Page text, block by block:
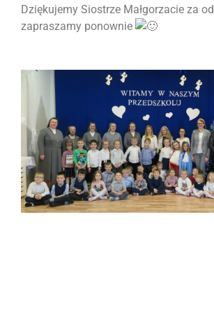
Dziękujemy Siostrze Małgorzacie za
zapraszamy ponownie